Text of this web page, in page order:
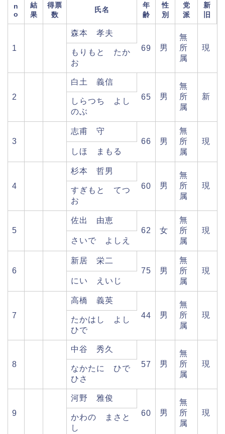
n
o
結
果
得票
数
氏名
年
齢
性
別
党
派
新
旧
1
森本 孝夫
69
男
無
所
属
現
もりもと たか
お
2
白土 義信
65
男
無
所
属
新
しらつち よし
のぶ
3
志甫 守
66
男
無
所
属
現
しほ まもる
4
杉本 哲男
60
男
無
所
属
現
すぎもと てつ
お
5
佐出 由恵
62
女
無
所
属
現
さいで よしえ
6
新居 栄二
75
男
無
所
属
現
にい えいじ
7
高橋 義英
44
男
無
所
属
現
たかはし よし
ひで
8
中谷 秀久
57
男
無
所
属
現
なかたに ひで
ひさ
9
河野 雅俊
60
男
無
所
属
現
かわの まさと
し